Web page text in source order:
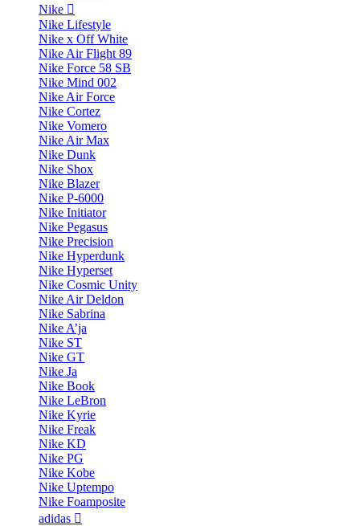
Nike
Nike Lifestyle
Nike x Off White
Nike Air Flight 89
Nike Force 58 SB
Nike Mind 002
Nike Air Force
Nike Cortez
Nike Vomero
Nike Air Max
Nike Dunk
Nike Shox
Nike Blazer
Nike P-6000
Nike Initiator
Nike Pegasus
Nike Precision
Nike Hyperdunk
Nike Hyperset
Nike Cosmic Unity
Nike Air Deldon
Nike Sabrina
Nike A’ja
Nike ST
Nike GT
Nike Ja
Nike Book
Nike LeBron
Nike Kyrie
Nike Freak
Nike KD
Nike PG
Nike Kobe
Nike Uptempo
Nike Foamposite
adidas